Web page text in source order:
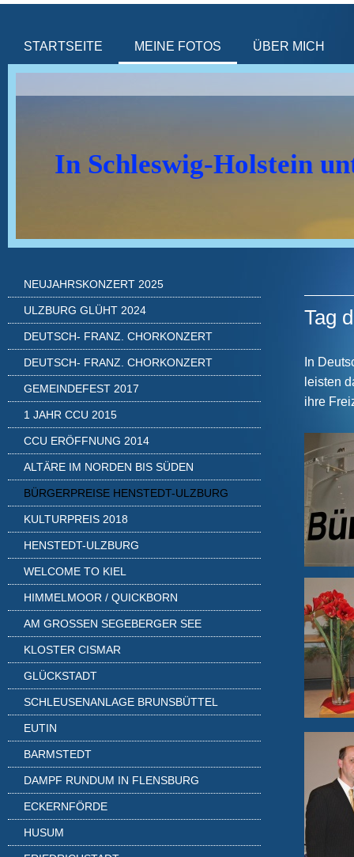
STARTSEITE MEINE FOTOS ÜBER MICH
In Schleswig-Holstein
Tag
In
leisten
ihre
NEUJAHRSKONZERT 2025
ULZBURG GLÜHT 2024
DEUTSCH- FRANZ. CHORKONZERT
DEUTSCH- FRANZ. CHORKONZERT
GEMEINDEFEST 2017
1 JAHR CCU 2015
CCU ERÖFFNUNG 2014
ALTÄRE IM NORDEN BIS SÜDEN
BÜRGERPREISE HENSTEDT-ULZBURG
KULTURPREIS 2018
HENSTEDT-ULZBURG
WELCOME TO KIEL
HIMMELMOOR / QUICKBORN
AM GROSSEN SEGEBERGER SEE
KLOSTER CISMAR
GLÜCKSTADT
SCHLEUSENANLAGE BRUNSBÜTTEL
EUTIN
BARMSTEDT
DAMPF RUNDUM IN FLENSBURG
ECKERNFÖRDE
HUSUM